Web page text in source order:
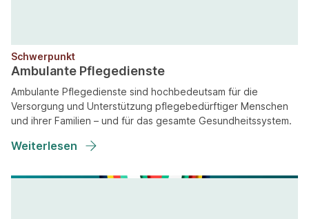
Schwerpunkt
Ambulante Pflegedienste
Ambulante Pflegedienste sind hochbedeutsam für die
Versorgung und Unterstützung pflegebedürftiger Menschen
und ihrer Familien – und für das gesamte Gesundheitssystem.
Weiterlesen